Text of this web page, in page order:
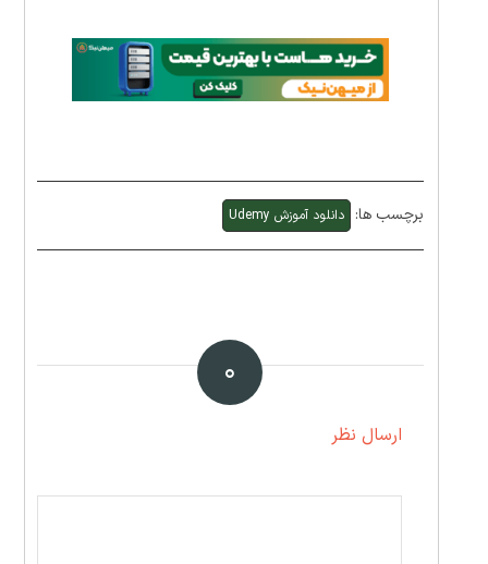
برچسب ها: دانلود آموزش Udemy
۰
ارسال نظر